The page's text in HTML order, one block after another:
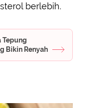
berlebih.
Tepung
Bikin Renyah